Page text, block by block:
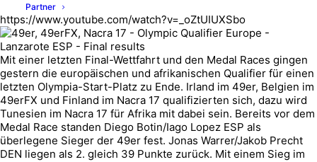
Partner
https://www.youtube.com/watch?v=_oZtUIUXSbo
Mit einer letzten Final-Wettfahrt und den Medal Races gingen
gestern die europäischen und afrikanischen Qualifier für einen
letzten Olympia-Start-Platz zu Ende. Irland im 49er, Belgien im
49erFX und Finland im Nacra 17 qualifizierten sich, dazu wird
Tunesien im Nacra 17 für Afrika mit dabei sein. Bereits vor dem
Medal Race standen Diego Botin/Iago Lopez ESP als
überlegene Sieger der 49er fest. Jonas Warrer/Jakob Precht
DEN liegen als 2. gleich 39 Punkte zurück. Mit einem Sieg im